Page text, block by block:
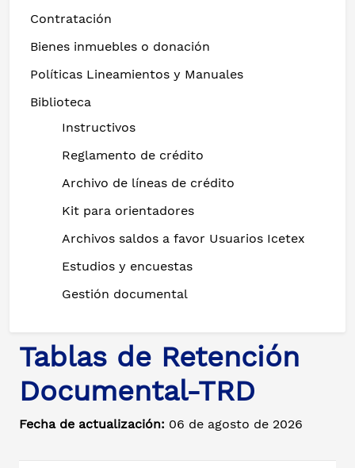
Contratación
Bienes inmuebles o donación
Políticas Lineamientos y Manuales
Biblioteca
Instructivos
Reglamento de crédito
Archivo de líneas de crédito
Kit para orientadores
Archivos saldos a favor Usuarios Icetex
Estudios y encuestas
Gestión documental
Tablas de Retención
Documental-TRD
Fecha de actualización: 06 de agosto de 2026